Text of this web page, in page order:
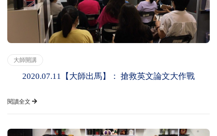
大師開講
2020.07.11【大師出馬】： 搶救英文論文大作戰
閱讀全文